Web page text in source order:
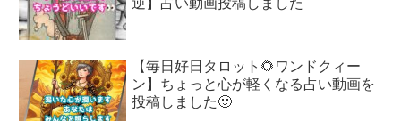
【毎日好日タロット🌻ワンドクィー
ン】ちょっと心が軽くなる占い動画を
投稿しました🙂